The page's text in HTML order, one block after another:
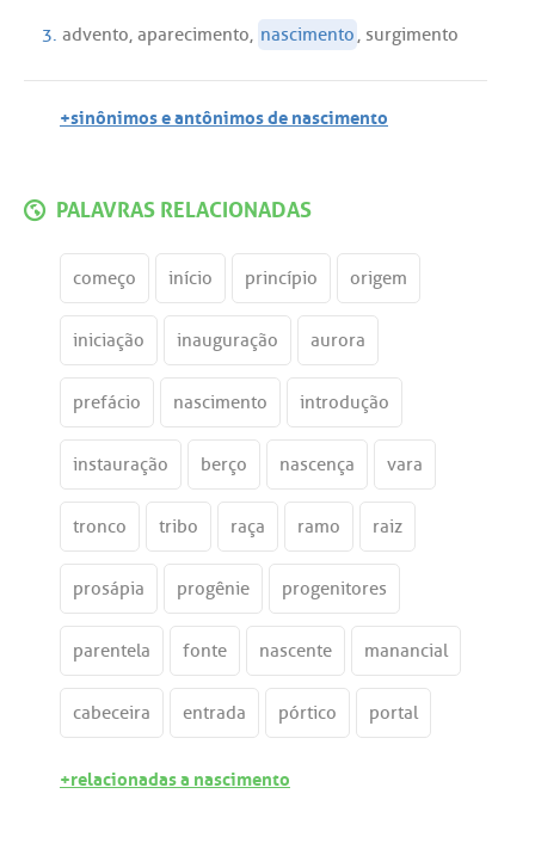
3. advento, aparecimento, nascimento, surgimento
+sinônimos e antônimos de nascimento
PALAVRAS RELACIONADAS
começo início princípio origem
iniciação inauguração aurora
prefácio nascimento introdução
instauração berço nascença vara
tronco tribo raça ramo raiz
prosápia progênie progenitores
parentela fonte nascente manancial
cabeceira entrada pórtico portal
+relacionadas a nascimento